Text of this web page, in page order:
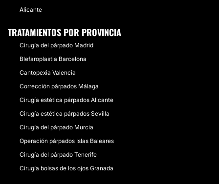
Alicante
TRATAMIENTOS POR PROVINCIA
Cirugía del párpado Madrid
Blefaroplastia Barcelona
Cantopexia Valencia
Corrección párpados Málaga
Cirugía estética párpados Alicante
Cirugía estética párpados Sevilla
Cirugía del párpado Murcia
Operación párpados Islas Baleares
Cirugía del párpado Tenerife
Cirugía bolsas de los ojos Granada